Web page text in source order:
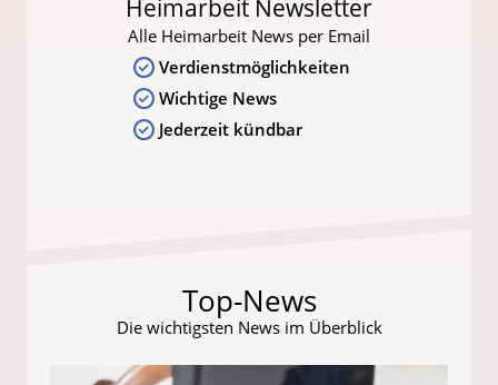
Heimarbeit Newsletter
Alle Heimarbeit News per Email
Verdienstmöglichkeiten
Wichtige News
Jederzeit kündbar
Top-News
Die wichtigsten News im Überblick